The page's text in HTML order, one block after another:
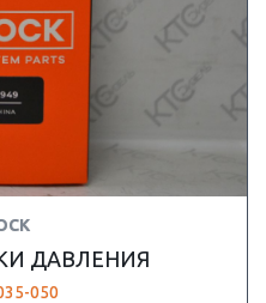
ДАВЛЕНИЯ
050